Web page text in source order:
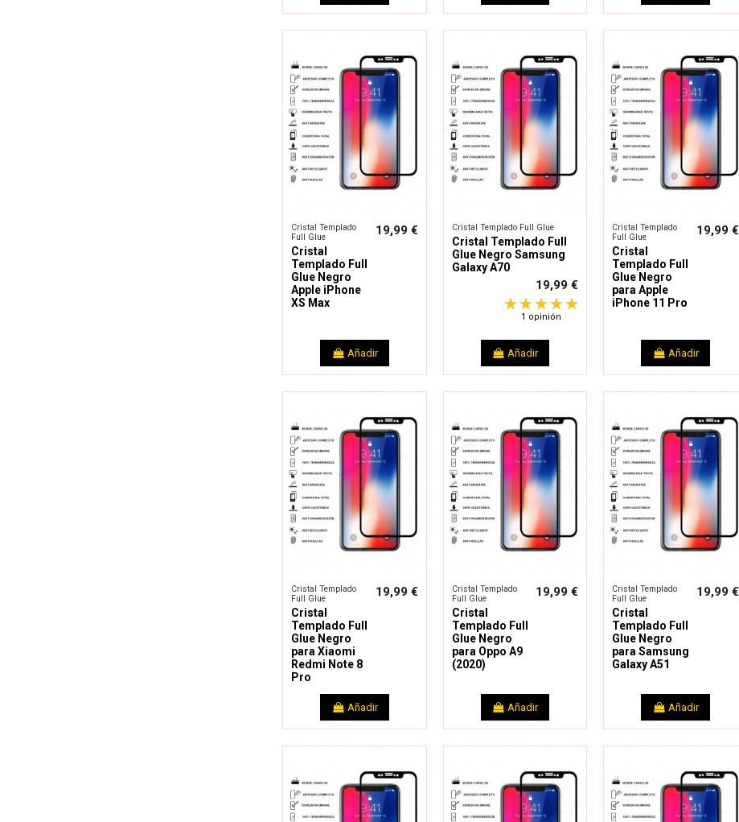
Cristal Templado
Full Glue
Cristal
Templado Full
Glue Negro
Apple iPhone
XS Max
19,99 €
Añadir
Cristal Templado Full Glue
Cristal Templado Full
Glue Negro Samsung
Galaxy A70
19,99 €
1 opinión
Añadir
Cristal Templado
Full Glue
Cristal
Templado Full
Glue Negro
para Apple
iPhone 11 Pro
19,99 €
Añadir
Cristal Templado
Full Glue
Cristal
Templado Full
Glue Negro
para Xiaomi
Redmi Note 8
Pro
19,99 €
Añadir
Cristal Templado
Full Glue
Cristal
Templado Full
Glue Negro
para Oppo A9
(2020)
19,99 €
Añadir
Cristal Templado
Full Glue
Cristal
Templado Full
Glue Negro
para Samsung
Galaxy A51
19,99 €
Añadir